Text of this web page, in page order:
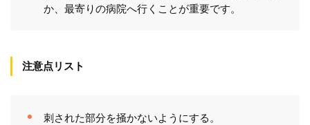
か、最寄りの病院へ行くことが重要です。
注意点リスト
刺された部分を掻かないようにする。